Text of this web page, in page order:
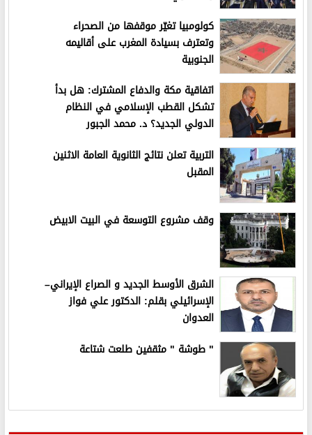
كولومبيا تغيّر موقفها من الصحراء
وتعترف بسيادة المغرب على أقاليمه
الجنوبية
اتفاقية مكة والدفاع المشترك: هل بدأ
تشكل القطب الإسلامي في النظام
الدولي الجديد؟ د. محمد الجبور
التربية تعلن نتائج الثانوية العامة الاثنين
المقبل
وقف مشروع التوسعة في البيت الابيض
الشرق الأوسط الجديد و الصراع الإيراني–
الإسرائيلي بقلم: الدكتور علي فواز
العدوان
" طوشة " مثقفين طلعت شتاعة